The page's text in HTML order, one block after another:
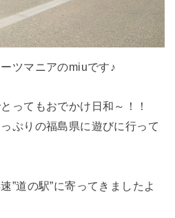
ツマニアのmiuです♪
ってもおでかけ日和～！！
ぷりの福島県に遊びに行って
”道の駅”に寄ってきましたよ